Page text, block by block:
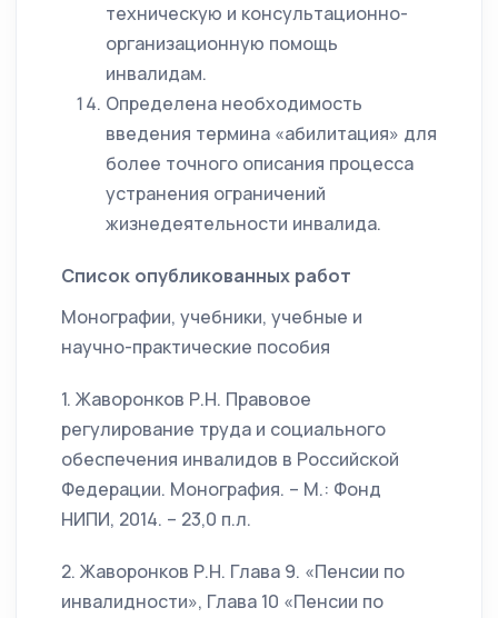
техническую и консультационно-
организационную помощь
инвалидам.
Определена необходимость
введения термина «абилитация» для
более точного описания процесса
устранения ограничений
жизнедеятельности инвалида.
Список опубликованных работ
Монографии, учебники, учебные и
научно-практические пособия
1. Жаворонков Р.Н. Правовое
регулирование труда и социального
обеспечения инвалидов в Российской
Федерации. Монография. – М.: Фонд
НИПИ, 2014. – 23,0 п.л.
2. Жаворонков Р.Н. Глава 9. «Пенсии по
инвалидности», Глава 10 «Пенсии по